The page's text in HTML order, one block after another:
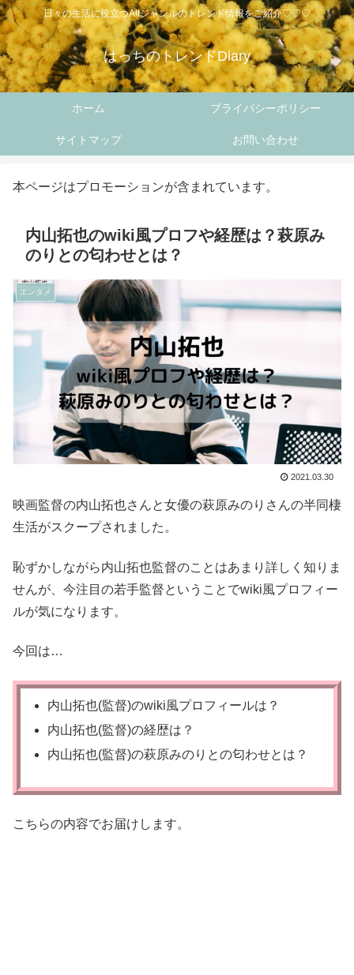
日々の生活に役立つAllジャンルのトレンド情報をご紹介♡♡♡
はっちのトレンドDiary
ホーム プライバシーポリシー
サイトマップ お問い合わせ
本ページはプロモーションが含まれています。
内山拓也のwiki風プロフや経歴は？萩原み
のりとの匂わせとは？
エンタメ
2021.03.30
映画監督の内山拓也さんと女優の萩原みのりさんの半同棲
生活がスクープされました。
恥ずかしながら内山拓也監督のことはあまり詳しく知りま
せんが、今注目の若手監督ということでwiki風プロフィー
ルが気になります。
今回は…
内山拓也(監督)のwiki風プロフィールは？
内山拓也(監督)の経歴は？
内山拓也(監督)の萩原みのりとの匂わせとは？
こちらの内容でお届けします。